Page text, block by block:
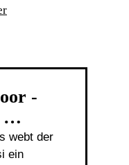
-
…
webt der
ein